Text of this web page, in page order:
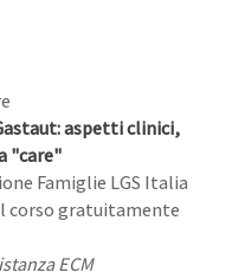
aspetti clinici,
"care"
Famiglie LGS Italia
corso gratuitamente
ECM